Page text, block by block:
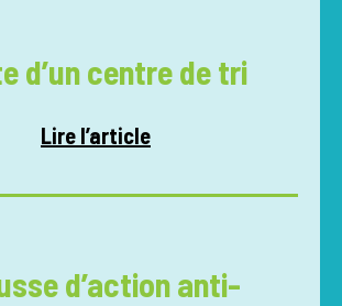
d’un centre de tri
Lire l’article
d’action anti-